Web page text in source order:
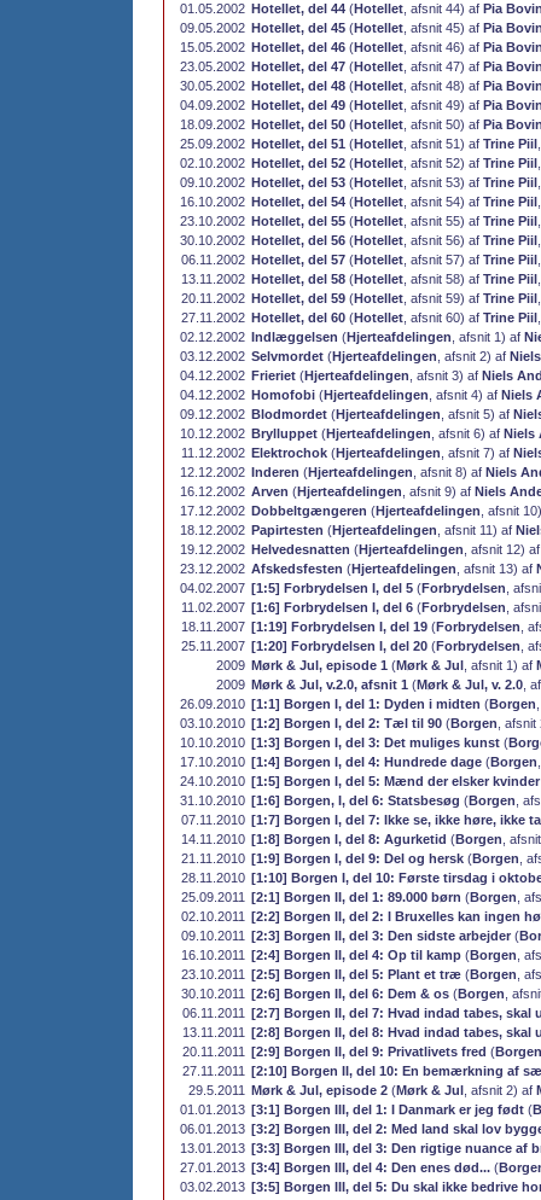
01.05.2002 Hotellet, del 44 (Hotellet , afsnit 44) af Pia
09.05.2002 Hotellet, del 45 (Hotellet , afsnit 45) af Pia
15.05.2002 Hotellet, del 46 (Hotellet , afsnit 46) af Pia
23.05.2002 Hotellet, del 47 (Hotellet , afsnit 47) af Pia
30.05.2002 Hotellet, del 48 (Hotellet , afsnit 48) af Pia
04.09.2002 Hotellet, del 49 (Hotellet , afsnit 49) af Pia
18.09.2002 Hotellet, del 50 (Hotellet , afsnit 50) af Pia
25.09.2002 Hotellet, del 51 (Hotellet , afsnit 51) af Trine Piil
02.10.2002 Hotellet, del 52 (Hotellet , afsnit 52) af Trine Piil
09.10.2002 Hotellet, del 53 (Hotellet , afsnit 53) af Trine Piil
16.10.2002 Hotellet, del 54 (Hotellet , afsnit 54) af Trine Piil
23.10.2002 Hotellet, del 55 (Hotellet , afsnit 55) af Trine Piil
30.10.2002 Hotellet, del 56 (Hotellet , afsnit 56) af Trine Piil
06.11.2002 Hotellet, del 57 (Hotellet , afsnit 57) af Trine Piil
13.11.2002 Hotellet, del 58 (Hotellet , afsnit 58) af Trine Piil
20.11.2002 Hotellet, del 59 (Hotellet , afsnit 59) af Trine Piil
27.11.2002 Hotellet, del 60 (Hotellet , afsnit 60) af Trine Piil
02.12.2002 Indlæggelsen (Hjerteafdelingen , afsnit 1) af
03.12.2002 Selvmordet (Hjerteafdelingen , afsnit 2) af
04.12.2002 Frieriet (Hjerteafdelingen , afsnit 3) af Niels
04.12.2002 Homofobi (Hjerteafdelingen , afsnit 4) af Niels
09.12.2002 Blodmordet (Hjerteafdelingen , afsnit 5) af
10.12.2002 Brylluppet (Hjerteafdelingen , afsnit 6) af Niels
11.12.2002 Elektrochok (Hjerteafdelingen , afsnit 7) af
12.12.2002 Inderen (Hjerteafdelingen , afsnit 8) af Niels
16.12.2002 Arven (Hjerteafdelingen , afsnit 9) af Niels
17.12.2002 Dobbeltgængeren (Hjerteafdelingen , afsnit
18.12.2002 Papirtesten (Hjerteafdelingen , afsnit 11) af
19.12.2002 Helvedesnatten (Hjerteafdelingen , afsnit 12)
23.12.2002 Afskedsfesten (Hjerteafdelingen , afsnit 13) af
04.02.2007 [1:5] Forbrydelsen I, del 5 (Forbrydelsen ,
11.02.2007 [1:6] Forbrydelsen I, del 6 (Forbrydelsen ,
18.11.2007 [1:19] Forbrydelsen I, del 19 (Forbrydelsen ,
25.11.2007 [1:20] Forbrydelsen I, del 20 (Forbrydelsen ,
2009 Mørk & Jul, episode 1 (Mørk & Jul , afsnit 1) af
2009 Mørk & Jul, v.2.0, afsnit 1 (Mørk & Jul, v. 2.0 ,
26.09.2010 [1:1] Borgen I, del 1: Dyden i midten (Borgen
03.10.2010 [1:2] Borgen I, del 2: Tæl til 90 (Borgen ,
10.10.2010 [1:3] Borgen I, del 3: Det muliges kunst (
17.10.2010 [1:4] Borgen I, del 4: Hundrede dage (Borgen
24.10.2010 [1:5] Borgen I, del 5: Mænd der elsker kvinder
31.10.2010 [1:6] Borgen, I, del 6: Statsbesøg (Borgen ,
07.11.2010 [1:7] Borgen I, del 7: Ikke se, ikke høre, ikke
14.11.2010 [1:8] Borgen I, del 8: Agurketid (Borgen ,
21.11.2010 [1:9] Borgen I, del 9: Del og hersk (Borgen ,
28.11.2010 [1:10] Borgen I, del 10: Første tirsdag i
25.09.2011 [2:1] Borgen II, del 1: 89.000 børn (Borgen ,
02.10.2011 [2:2] Borgen II, del 2: I Bruxelles kan ingen
09.10.2011 [2:3] Borgen II, del 3: Den sidste arbejder (
16.10.2011 [2:4] Borgen II, del 4: Op til kamp (Borgen ,
23.10.2011 [2:5] Borgen II, del 5: Plant et træ (Borgen ,
30.10.2011 [2:6] Borgen II, del 6: Dem & os (Borgen ,
06.11.2011 [2:7] Borgen II, del 7: Hvad indad tabes, skal
13.11.2011 [2:8] Borgen II, del 8: Hvad indad tabes, skal
20.11.2011 [2:9] Borgen II, del 9: Privatlivets fred (Borgen
27.11.2011 [2:10] Borgen II, del 10: En bemærkning af
29.5.2011 Mørk & Jul, episode 2 (Mørk & Jul , afsnit 2) af
01.01.2013 [3:1] Borgen III, del 1: I Danmark er jeg født (
06.01.2013 [3:2] Borgen III, del 2: Med land skal lov
13.01.2013 [3:3] Borgen III, del 3: Den rigtige nuance af
27.01.2013 [3:4] Borgen III, del 4: Den enes død... (
03.02.2013 [3:5] Borgen III, del 5: Du skal ikke bedrive